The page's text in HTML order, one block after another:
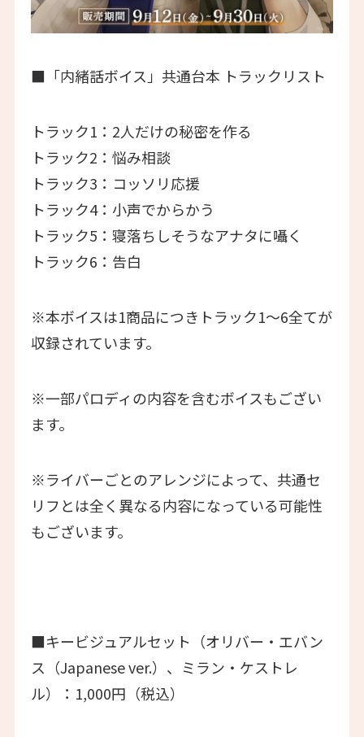
■「内緒話ボイス」共通台本 トラックリスト
トラック1：2人だけの秘密を作る
トラック2：悩み相談
トラック3：コッソリ応援
トラック4：小声でからかう
トラック5：寝落ちしそうなアナタに囁く
トラック6：告白
※本ボイスは1商品につきトラック1〜6全てが
収録されています。
※一部パロディの内容を含むボイスもござい
ます。
※ライバーごとのアレンジによって、共通セ
リフとは全く異なる内容になっている可能性
もございます。
■キービジュアルセット（オリバー・エバン
ス（Japanese ver.）、ミラン・ケストレ
ル）：1,000円（税込）